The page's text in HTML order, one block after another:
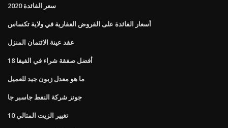
سعر الفائدة 2020
أسعار الفائدة على القروض العقارية في ولاية تكساس
عقد عينة الائتمان المنزل
أفضل صفقة شراء في الفيفا 18
ما هو معدل زبون جيد للعميل
جونز شركة النفط جاسبر جا
10 تغيير الزيت المثالي